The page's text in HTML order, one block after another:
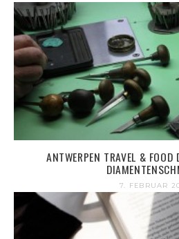
ANTWERPEN TRAVEL &
7. FEBRUAR